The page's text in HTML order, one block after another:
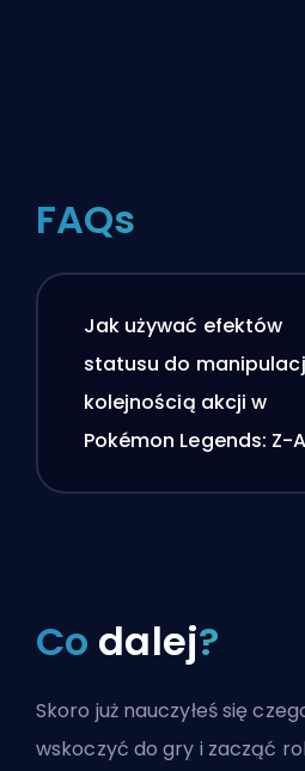
FAQs
Jak używać efektów
statusu do
kolejnością akcji w
Pokémon Legends: Z-A
Co dalej?
Skoro już nauczyłeś się
wskoczyć do gry i zacząć